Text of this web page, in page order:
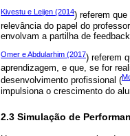
Kivestu e Leijen (2014) referem
relevância do papel do
envolvam a partilha de
Omer e Abdularhim (2017) referem
aprendizagem, e que, se for
desenvolvimento profissional (
impulsiona o crescimento do
2.3 Simulação de